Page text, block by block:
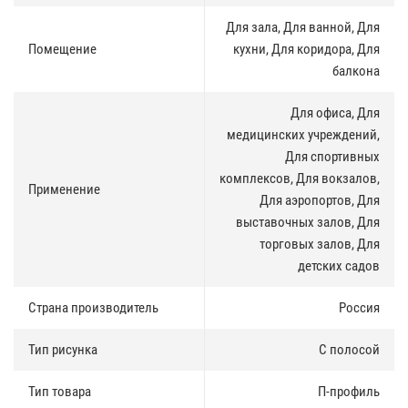
кухнях и ванных комнатах. Их можно использовать для отделки
детских учреждений и больниц, жилых помещений и офисов,
торговых и выставочных залов и павильонов, аэропортов и
Пожаробезопасность
В отличие от натяжных потолков из ПВХ, потолков из
гипсокартона или дерева, металлические потолки CESAL
сертифицированы по классу НГ (конструкция не поддерживает
Экологичность:
В противовес потолкам из ПВХ, металлические потолки CESAL в
время, по сравнению с потолками из гипсокартона и тканевых
Помещение
Для зала, Для ванной, Для
кухни, Для коридора, Для
балкона
Применение
Для офиса, Для
медицинских учреждений,
Для спортивных
комплексов, Для вокзалов,
Для аэропортов, Для
выставочных залов, Для
торговых залов, Для
детских садов
Страна производитель Россия
Тип рисунка С полосой
Тип товара П-профиль